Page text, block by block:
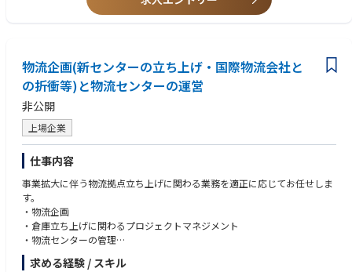
・ 何に対しても「それなら、こうすればできます」と言える方
・バイオ素材またはバイオシミラーに関する業務経験
・GMP、ICHガイダンス、薬事関連に関する知識
・海外企業とのアライアンス・共同プロジェクト経験
・プロジェクトマネジメントの観点経験
・ビジネスレベルの英語力
物流企画(新センターの立ち上げ・国際物流会社と
の折衝等)と物流センターの運営
非公開
上場企業
仕事内容
事業拡大に伴う物流拠点立ち上げに関わる業務を適正に応じてお任せしま
す。
・物流企画
・倉庫立ち上げに関わるプロジェクトマネジメント
・物流センターの管理
・建物、設備の設計提案
求める経験 / スキル